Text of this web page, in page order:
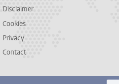
Disclaimer
Cookies
Privacy
Contact